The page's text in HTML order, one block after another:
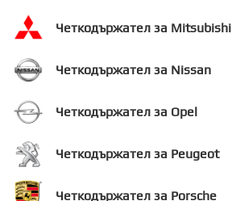
Четкодържател за Mitsubishi
Четкодържател за Nissan
Четкодържател за Opel
Четкодържател за Peugeot
Четкодържател за Porsche